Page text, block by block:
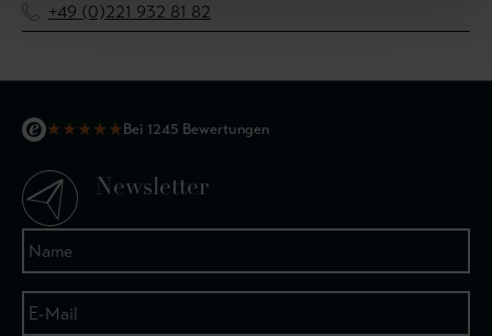
+49 (0)221 932 81 82
★★★★★Bei 1245 Bewertungen
Newsletter